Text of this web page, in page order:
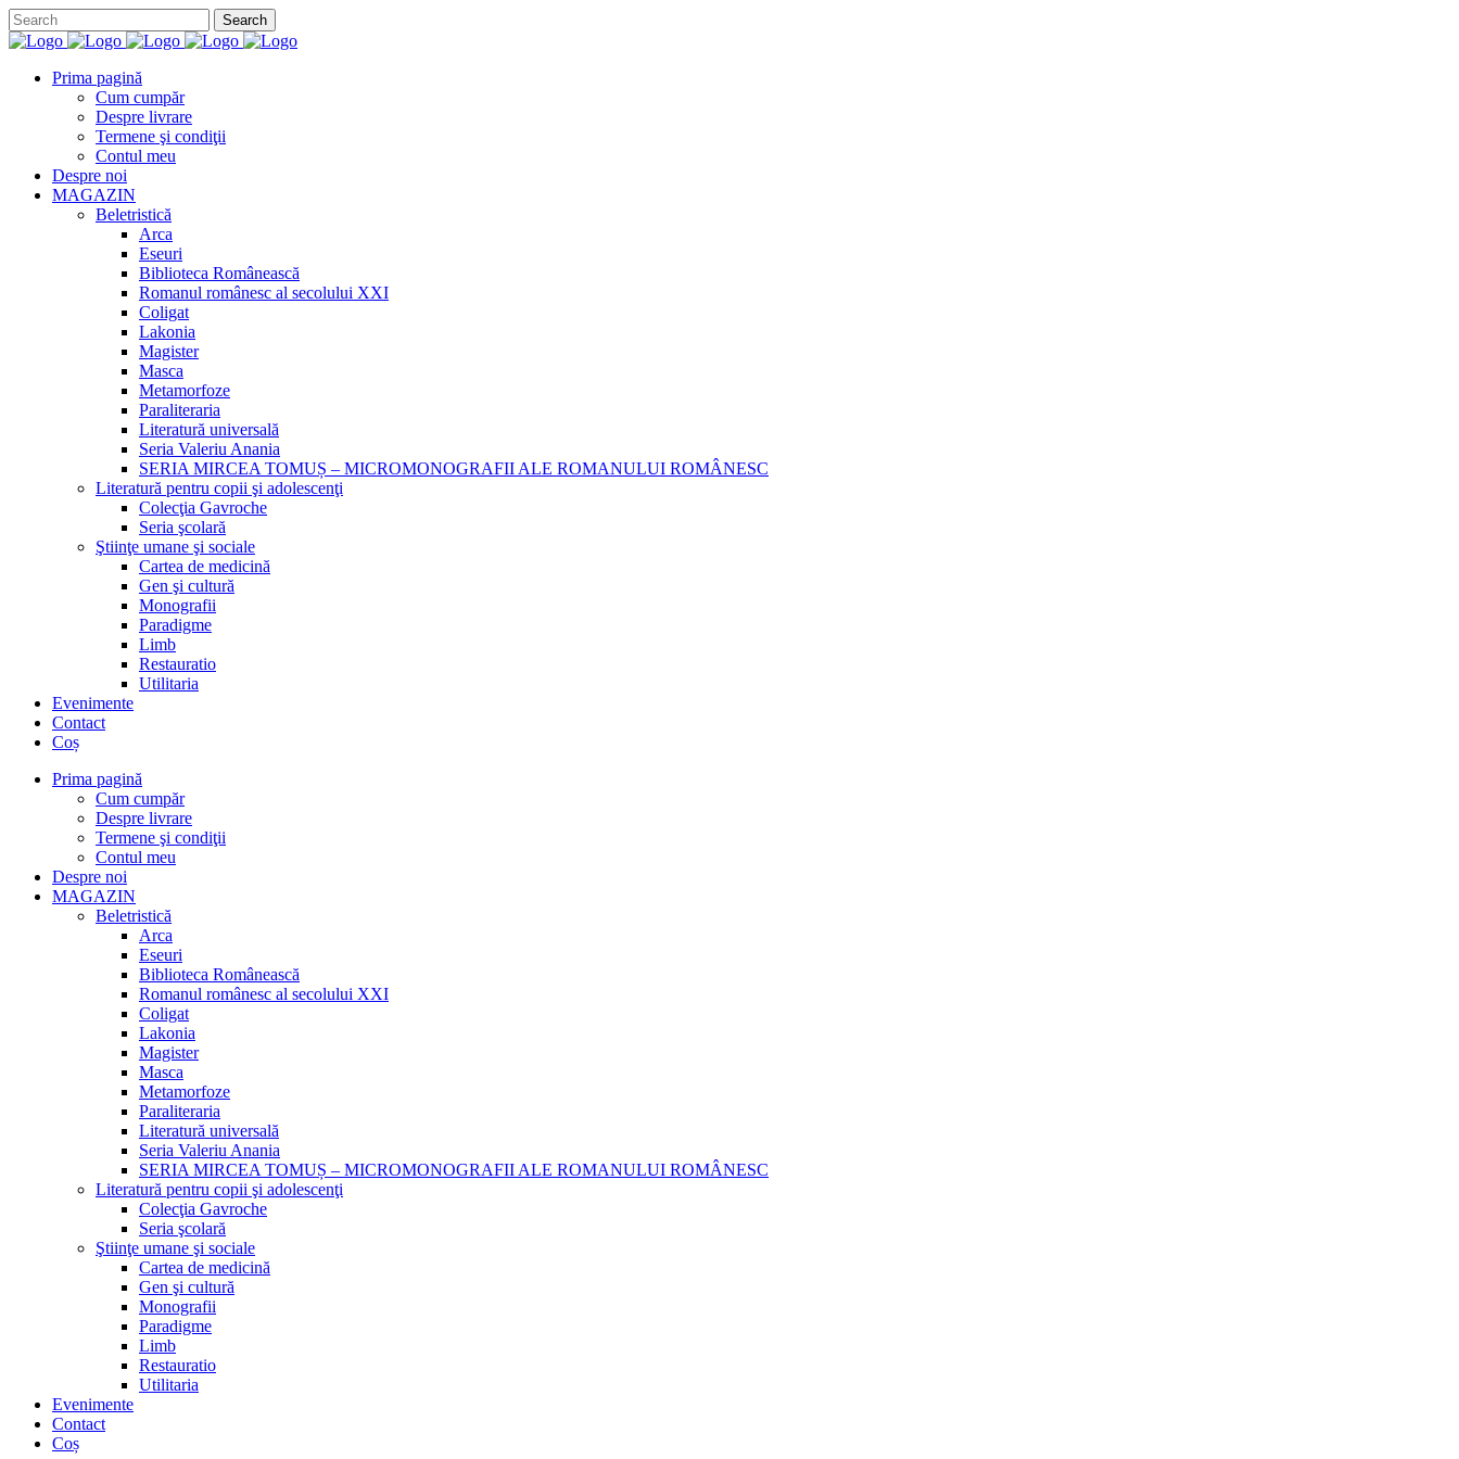
Prima pagină
Cum cumpăr
Despre livrare
Termene şi condiţii
Contul meu
Despre noi
MAGAZIN
Beletristică
Arca
Eseuri
Biblioteca Românească
Romanul românesc al secolului XXI
Coligat
Lakonia
Magister
Masca
Metamorfoze
Paraliteraria
Literatură universală
Seria Valeriu Anania
SERIA MIRCEA TOMUȘ – MICROMONOGRAFII ALE ROMANULUI ROMÂNESC
Literatură pentru copii şi adolescenţi
Colecţia Gavroche
Seria şcolară
Ştiinţe umane şi sociale
Cartea de medicină
Gen şi cultură
Monografii
Paradigme
Limb
Restauratio
Utilitaria
Evenimente
Contact
Coș
Prima pagină
Cum cumpăr
Despre livrare
Termene şi condiţii
Contul meu
Despre noi
MAGAZIN
Beletristică
Arca
Eseuri
Biblioteca Românească
Romanul românesc al secolului XXI
Coligat
Lakonia
Magister
Masca
Metamorfoze
Paraliteraria
Literatură universală
Seria Valeriu Anania
SERIA MIRCEA TOMUȘ – MICROMONOGRAFII ALE ROMANULUI ROMÂNESC
Literatură pentru copii şi adolescenţi
Colecţia Gavroche
Seria şcolară
Ştiinţe umane şi sociale
Cartea de medicină
Gen şi cultură
Monografii
Paradigme
Limb
Restauratio
Utilitaria
Evenimente
Contact
Coș